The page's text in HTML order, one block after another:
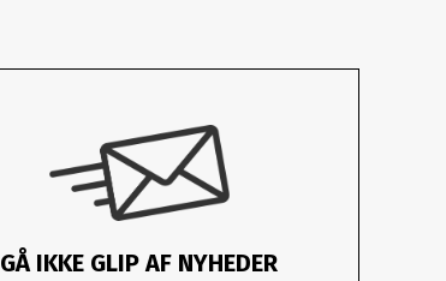
GÅ IKKE GLIP AF NYHEDER